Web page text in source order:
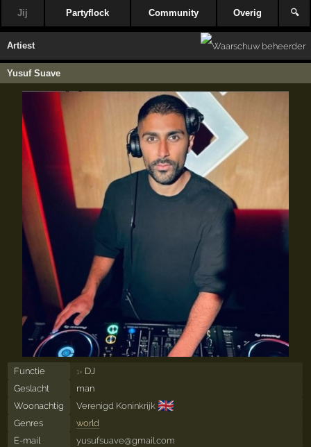
Jij Partyflock Community Overig 🔍
Artiest
Yusuf Suave
Functie 1× DJ
Geslacht
man
Woonachtig
Verenigd Koninkrijk 🇬🇧
Genres
world
E-mail
yusufsuave@gmail.com